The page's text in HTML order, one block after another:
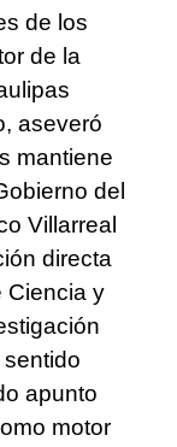
de los
de la
aseveró
mantiene
del
Villarreal
directa
Ciencia y
apunto
motor